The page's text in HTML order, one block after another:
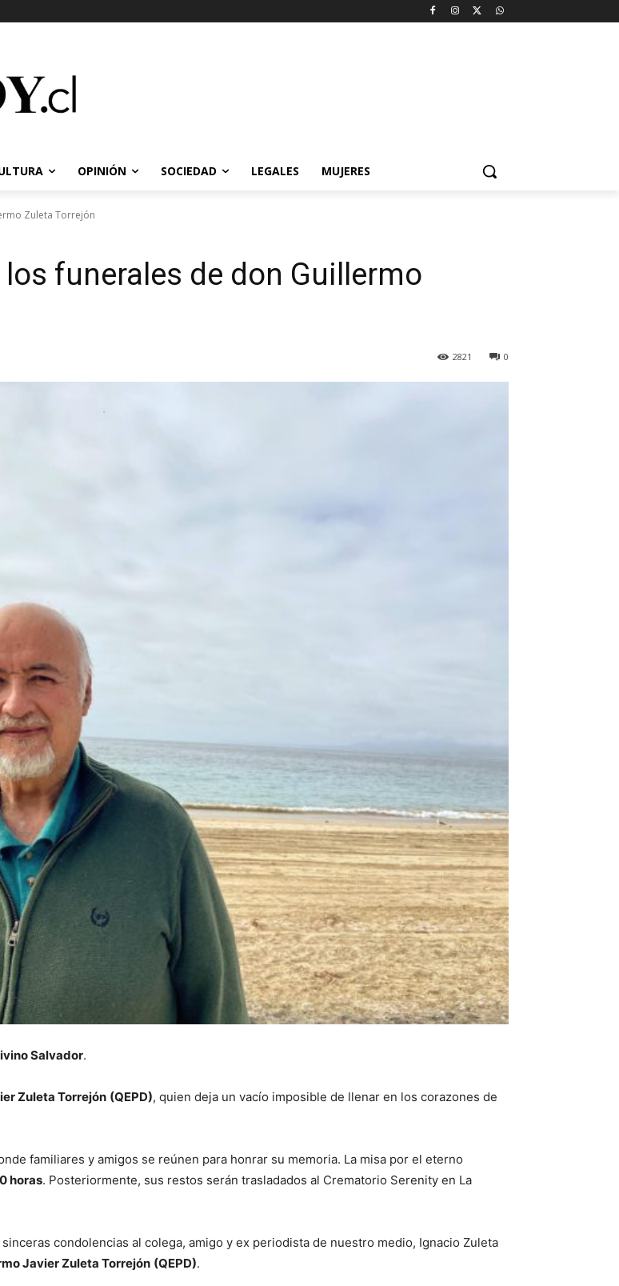
OPINIÓN SOCIEDAD LEGALES MUJERES
Zuleta Torrejón
funerales de don Guillermo
0
2821
Salvador.
Zuleta Torrejón (QEPD), quien deja un vacío imposible de llenar en los corazones de
familiares y amigos se reúnen para honrar su memoria. La misa por el eterno
horas. Posteriormente, sus restos serán trasladados al Crematorio Serenity en La
condolencias al colega, amigo y ex periodista de nuestro medio, Ignacio Zuleta
Javier Zuleta Torrejón (QEPD).